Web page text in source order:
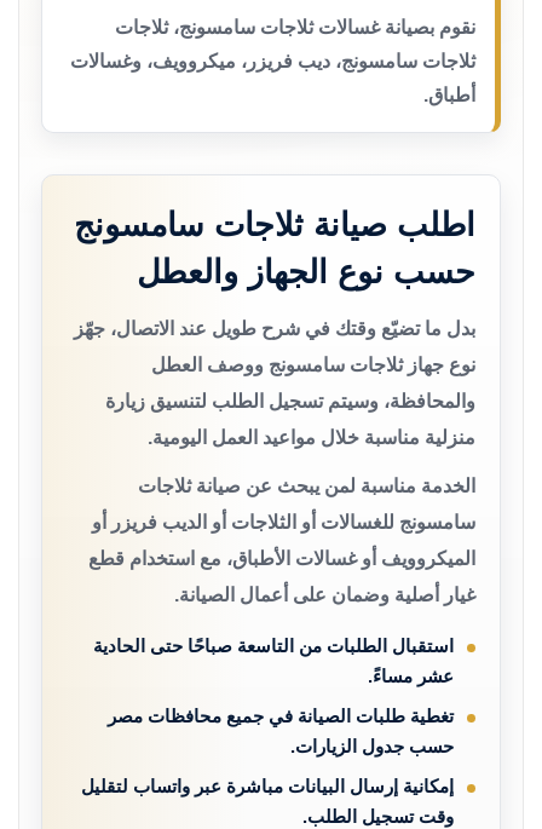
نقوم بصيانة غسالات ثلاجات سامسونج، ثلاجات
ثلاجات سامسونج، ديب فريزر، ميكروويف، وغسالات
أطباق.
اطلب صيانة ثلاجات سامسونج
حسب نوع الجهاز والعطل
بدل ما تضيّع وقتك في شرح طويل عند الاتصال، جهّز
نوع جهاز ثلاجات سامسونج ووصف العطل
والمحافظة، وسيتم تسجيل الطلب لتنسيق زيارة
منزلية مناسبة خلال مواعيد العمل اليومية.
الخدمة مناسبة لمن يبحث عن صيانة ثلاجات
سامسونج للغسالات أو الثلاجات أو الديب فريزر أو
الميكروويف أو غسالات الأطباق، مع استخدام قطع
غيار أصلية وضمان على أعمال الصيانة.
استقبال الطلبات من التاسعة صباحًا حتى الحادية
عشر مساءً.
تغطية طلبات الصيانة في جميع محافظات مصر
حسب جدول الزيارات.
إمكانية إرسال البيانات مباشرة عبر واتساب لتقليل
وقت تسجيل الطلب.